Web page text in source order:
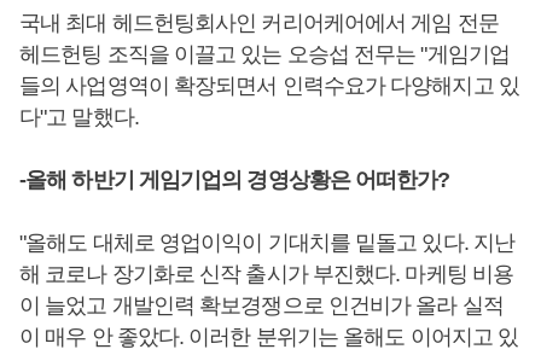
국내 최대 헤드헌팅회사인 커리어케어에서 게임 전문
헤드헌팅 조직을 이끌고 있는 오승섭 전무는 "게임기업
들의 사업영역이 확장되면서 인력수요가 다양해지고 있
다"고 말했다.
-올해 하반기 게임기업의 경영상황은 어떠한가?
"올해도 대체로 영업이익이 기대치를 밑돌고 있다. 지난
해 코로나 장기화로 신작 출시가 부진했다. 마케팅 비용
이 늘었고 개발인력 확보경쟁으로 인건비가 올라 실적
이 매우 안 좋았다. 이러한 분위기는 올해도 이어지고 있